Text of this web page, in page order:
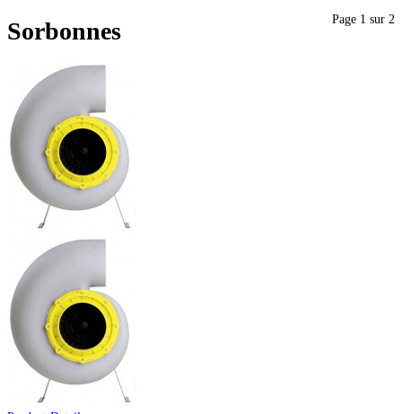
Page 1 sur 2
Sorbonnes